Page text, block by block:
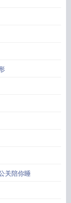
关陪你睡